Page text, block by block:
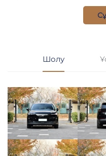
Шолу